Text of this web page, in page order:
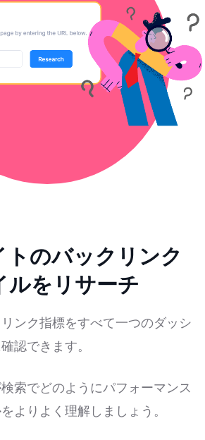
のバックリンク
ルをリサーチ
ンク指標をすべて一つのダッシ
認できます。
索でどのようにパフォーマンス
よりよく理解しましょう。